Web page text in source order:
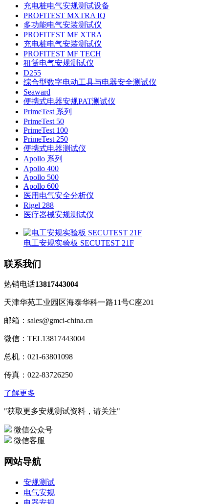
充电桩电气安规测试设备
PROFITEST MXTRA IQ
多功能电气安装测试仪
PROFITEST MF XTRA
充电桩电气安装测试仪
PROFITEST MF TECH
租赁电气安规测试仪
D255
综合型数字电动工具与电器安全测试仪
Seaward
便携式电器安规PAT测试仪
PrimeTest 系列
PrimeTest 50
PrimeTest 100
PrimeTest 250
便携式电器测试仪
Apollo 系列
Apollo 400
Apollo 500
Apollo 600
医用电气安全分析仪
Rigel 288
医疗器械安规测试仪
电工安规实验板 SECUTEST 21F
联系我们
热销电话13817443004
天津华苑工业园区海泰华科一路11号C座201
邮箱：sales@gmci-china.cn
微信：TEL13817443004
总机：021-63801098
传真：022-83726250
了解更多
"获取更多安规测试资料，请关注"
微信公众号
微信客服
网站导航
安规测试
电气安规